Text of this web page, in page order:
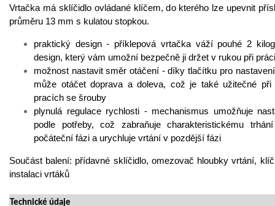
Vrtačka má sklíčidlo ovládané klíčem, do kterého lze upevnit
průměru 13 mm s kulatou stopkou.
praktický design - příklepová vrtačka váží pouhé 2
design, který vám umožní bezpečně ji držet v rukou při práci
možnost nastavit směr otáčení - díky tlačítku pro
může otáčet doprava a doleva, což je také užitečné při
pracích se šrouby
plynulá regulace rychlosti - mechanismus umožňuje
podle potřeby, což zabraňuje charakteristickému
počáteční fázi a urychluje vrtání v pozdější fázi
Součást balení: přídavné sklíčidlo, omezovač hloubky vrtání,
instalaci vrtáků
Technické údaje